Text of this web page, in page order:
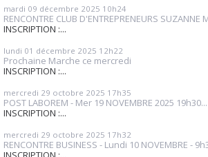
mardi 09 décembre 2025 10h24
RENCONTRE CLUB D'ENTREPRENEURS SUZANNE
INSCRIPTION :...
lundi 01 décembre 2025 12h22
Prochaine Marche ce mercredi
INSCRIPTION :...
mercredi 29 octobre 2025 17h35
POST LABOREM - Mer 19 NOVEMBRE 2025 19h30...
INSCRIPTION :...
mercredi 29 octobre 2025 17h32
RENCONTRE BUSINESS - Lundi 10 NOVEMBRE -